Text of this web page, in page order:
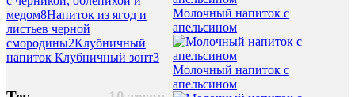
медом8Напиток из ягод и
листьев черной
смородины2Клубничный
напиток Клубничный зонт3
Молочный напиток с
апельсином
Молочный напиток с
апельсином